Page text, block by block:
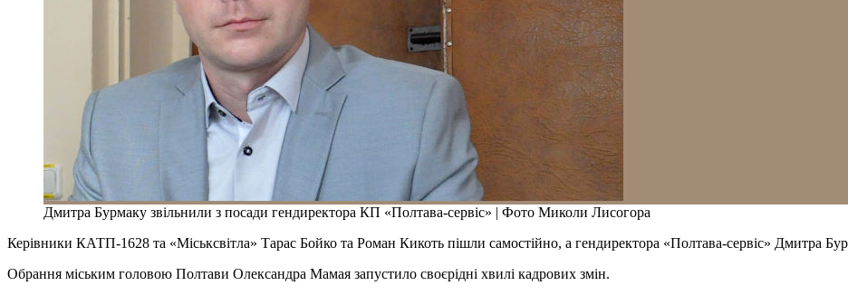
Дмитра Бурмаку звільнили з посади гендиректора КП «Полтава-сервіс» | Фото Миколи Лисогора
Керівники КАТП-1628 та «Міськсвітла» Тарас Бойко та Роман Кикоть пішли самостійно, а гендиректора «Полтава-сервіс» Дмитра
Обрання міським головою Полтави Олександра Мамая запустило своєрідні хвилі кадрових змін.